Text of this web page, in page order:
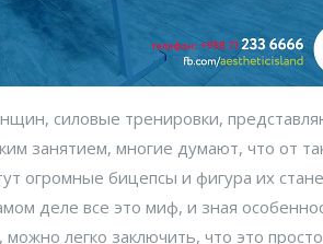
силовые тренировки,
занятием, многие думают, что от
огромные бицепсы и фигура их
деле все это миф, и зная
легко заключить, что это